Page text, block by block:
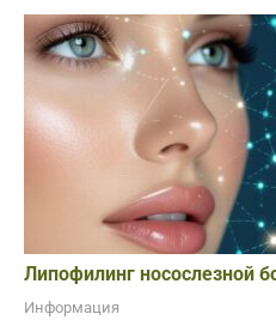
Липофилинг носослезной
Информация